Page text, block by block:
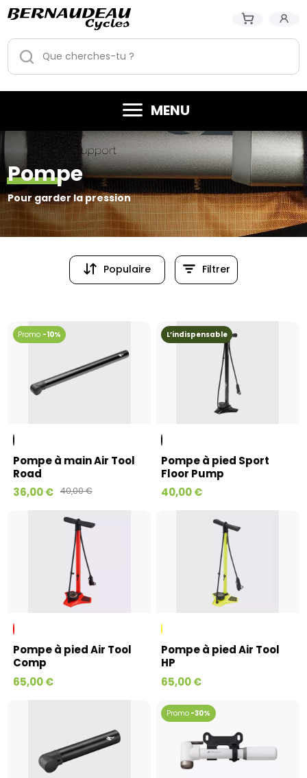
MENU
Pompe
Pour garder la pression
Populaire Filtrer
-10%
Pompe à main Air Tool
Road
36,00 € 40,00 €
L’indispensable
Pompe à pied Sport
Floor Pump
40,00 €
Pompe à pied Air Tool
Comp
65,00 €
Pompe à pied Air Tool
HP
65,00 €
-30%